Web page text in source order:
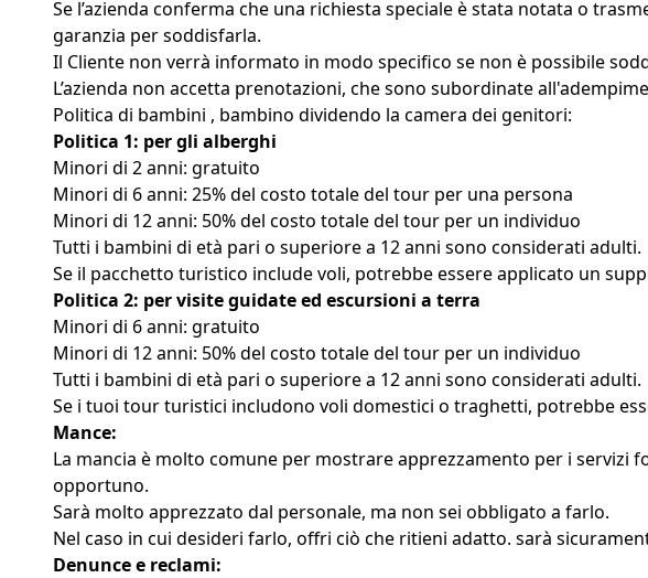
Se l’azienda conferma che una richiesta speciale è stata notata o
garanzia per soddisfarla.
Il Cliente non verrà informato in modo specifico se non è possibile
L’azienda non accetta prenotazioni, che sono subordinate
Politica di bambini , bambino dividendo la camera dei genitori:
Politica 1: per gli alberghi
Minori di 2 anni: gratuito
Minori di 6 anni: 25% del costo totale del tour per una persona
Minori di 12 anni: 50% del costo totale del tour per un individuo
Tutti i bambini di età pari o superiore a 12 anni sono considerati adulti.
Se il pacchetto turistico include voli, potrebbe essere applicato un
Politica 2: per visite guidate ed escursioni a terra
Minori di 6 anni: gratuito
Minori di 12 anni: 50% del costo totale del tour per un individuo
Tutti i bambini di età pari o superiore a 12 anni sono considerati adulti.
Se i tuoi tour turistici includono voli domestici o traghetti, potrebbe
Mance:
La mancia è molto comune per mostrare apprezzamento per i
opportuno.
Sarà molto apprezzato dal personale, ma non sei obbligato a farlo.
Nel caso in cui desideri farlo, offri ciò che ritieni adatto. sarà
Denunce e reclami: